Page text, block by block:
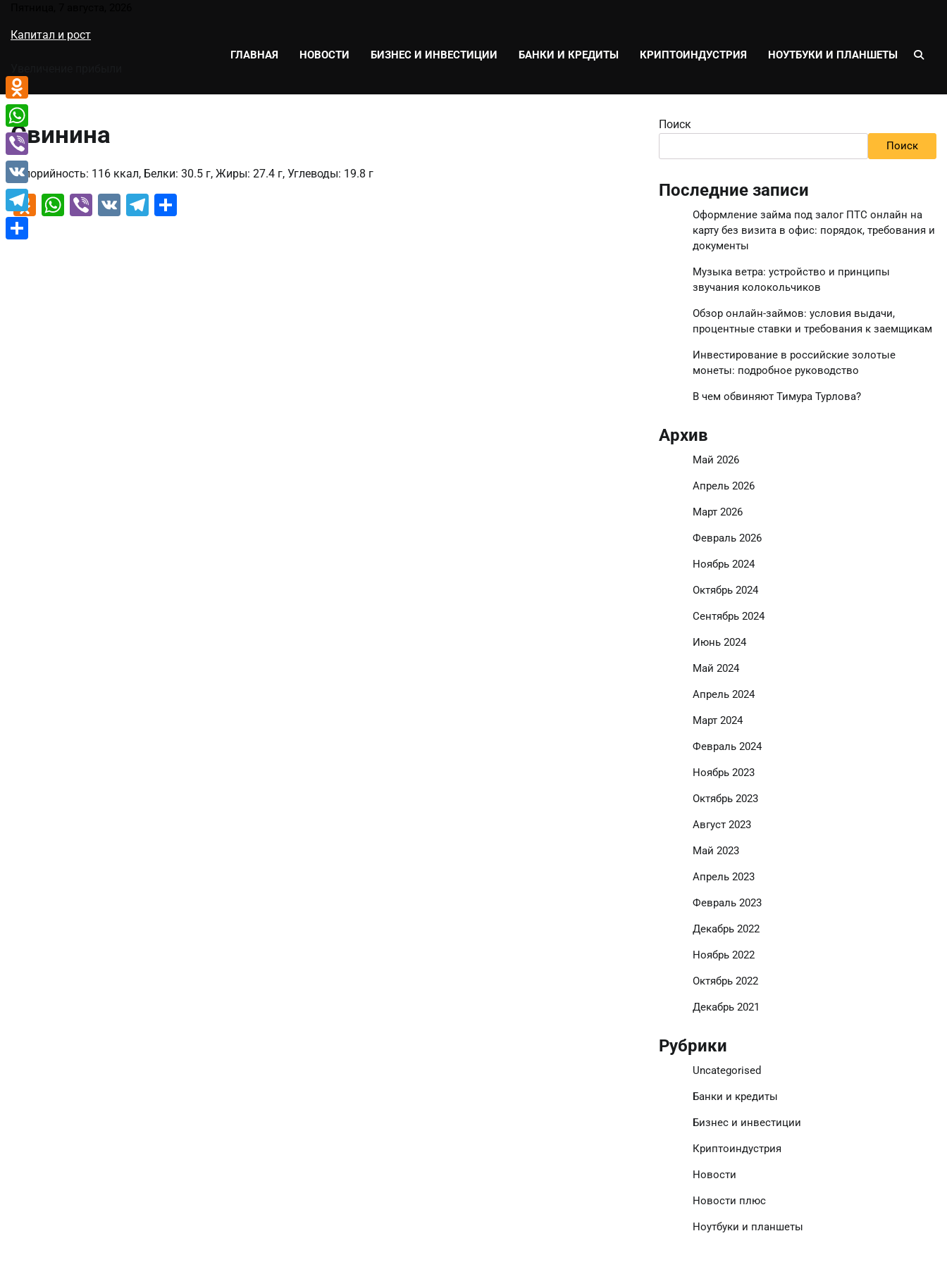
содержимому
Капитал и рост
ГЛАВНАЯ НОВОСТИ БИЗНЕС И ИНВЕСТИЦИИ БАНКИ И КРЕДИТЫ КРИПТОИНДУСТРИЯ НОУТБУКИ И ПЛАНШЕТЫ
Свинина
Калорийность: 116 ккал, Белки: 30.5 г, Жиры: 27.4 г, Углеводы: 19.8 г
Odnoklassniki
WhatsApp
Viber
VK Telegram
Поиск
Поиск
Последние записи
Оформление займа под залог ПТС онлайн на
карту без визита в офис: порядок, требования и
документы
Музыка ветра: устройство и принципы
звучания колокольчиков
Обзор онлайн-займов: условия выдачи,
процентные ставки и требования к заемщикам
Инвестирование в российские золотые
монеты: подробное руководство
В чем обвиняют Тимура Турлова?
Архив
Май 2026
Апрель 2026
Март 2026
Февраль 2026
Ноябрь 2024
Октябрь 2024
Сентябрь 2024
Июнь 2024
Май 2024
Апрель 2024
Март 2024
Февраль 2024
Ноябрь 2023
Октябрь 2023
Август 2023
Май 2023
Апрель 2023
Февраль 2023
Декабрь 2022
Ноябрь 2022
Октябрь 2022
Декабрь 2021
Рубрики
Uncategorised
Банки и кредиты
Бизнес и инвестиции
Криптоиндустрия
Новости
Новости плюс
Ноутбуки и планшеты
Odnoklassniki
WhatsApp
Viber
VK
Telegram